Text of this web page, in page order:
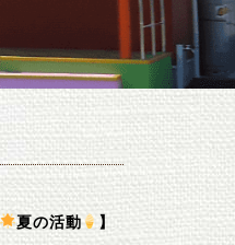
夏の活動
】